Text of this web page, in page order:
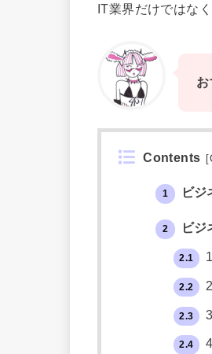
IT業界だけではな
お
Contents [
1 ビジ
2 ビジ
2.1
2.2
2.3
2.4